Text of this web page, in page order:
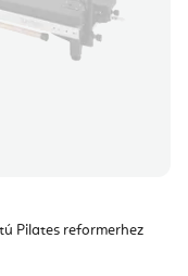
Pilates reformerhez